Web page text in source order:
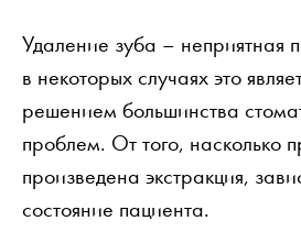
Удаление зуба – неприятная
в некоторых случаях это
решением большинства
проблем. От того, насколько
произведена экстракция,
состояние пациента.